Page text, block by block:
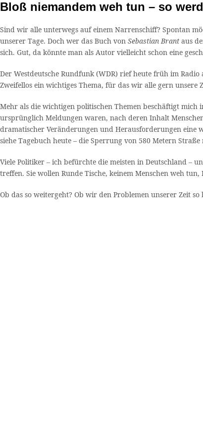
Bloß niemandem weh tun – so
Sind wir alle unterwegs auf einem Narrenschiff? Spontan
unserer Tage. Doch wer das Buch von Sebastian Brant aus
sich. Gut, da könnte man als Autor vielleicht schon eine
Der Westdeutsche Rundfunk (WDR) rief heute früh im Radio
Zweifellos ein wichtiges Thema, für das wir alle gern unsere
Mehr als die wichtigen politischen Themen beschäftigt mich
ursprünglich Meldungen waren, nach deren Inhalt
dramatischer Veränderungen und Herausforderungen eine
siehe Tagebuch heute – die Sperrung von 580 Metern
Viele Politiker – ich befürchte die meisten in Deutschland –
treffen. Sie wollen Runde Tische, keinem Menschen weh
Ob das so weitergeht? Ob wir den Problemen unserer Zeit